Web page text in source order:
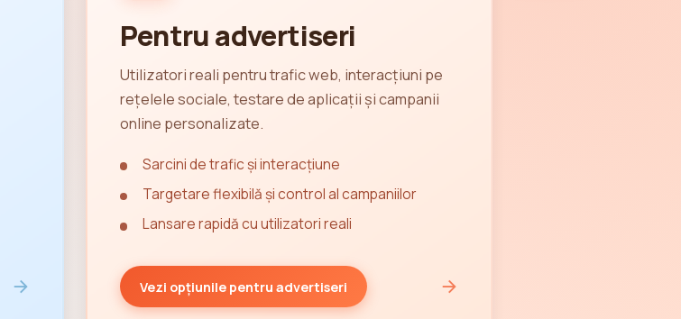
Pentru advertiseri
Utilizatori reali pentru trafic web, interacțiuni pe
rețelele sociale, testare de aplicații și campanii
online personalizate.
Sarcini de trafic și interacțiune
Targetare flexibilă și control al campaniilor
Lansare rapidă cu utilizatori reali
Vezi opțiunile pentru advertiseri